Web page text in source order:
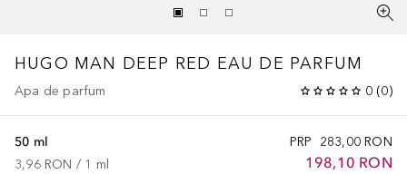
HUGO MAN DEEP RED EAU DE PARFUM
Apa de parfum 0 (0)
PRP 283,00 RON
198,10 RON
50 ml
3,96 RON / 1 ml